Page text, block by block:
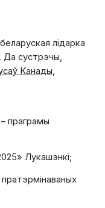
беларуская лідарка
Да сустрэчы,
Канады,
праграмы
Лукашэнкі;
пратэрмінаваных